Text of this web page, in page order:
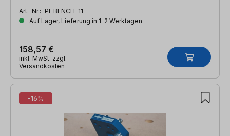
Art.-Nr.: PI-BENCH-11
Auf Lager, Lieferung in 1-2 Werktagen
158,57 €
inkl. MwSt. zzgl.
Versandkosten
-16%